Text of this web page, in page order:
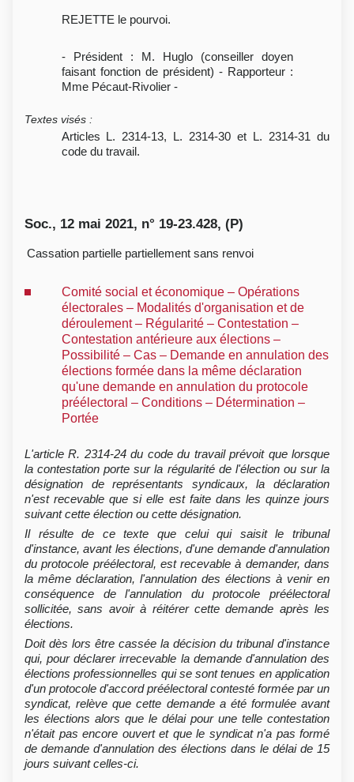
REJETTE le pourvoi.
- Président : M. Huglo (conseiller doyen
faisant fonction de président) - Rapporteur :
Mme Pécaut-Rivolier -
Textes visés :
Articles L. 2314-13, L. 2314-30 et L. 2314-31 du
code du travail.
Soc., 12 mai 2021, n° 19-23.428, (P)
Cassation partielle partiellement sans renvoi
Comité social et économique – Opérations
électorales – Modalités d'organisation et de
déroulement – Régularité – Contestation –
Contestation antérieure aux élections –
Possibilité – Cas – Demande en annulation des
élections formée dans la même déclaration
qu'une demande en annulation du protocole
préélectoral – Conditions – Détermination –
Portée
L'article R. 2314-24 du code du travail prévoit que lorsque
la contestation porte sur la régularité de l'élection ou sur la
désignation de représentants syndicaux, la déclaration
n'est recevable que si elle est faite dans les quinze jours
suivant cette élection ou cette désignation.
Il résulte de ce texte que celui qui saisit le tribunal
d'instance, avant les élections, d'une demande d'annulation
du protocole préélectoral, est recevable à demander, dans
la même déclaration, l'annulation des élections à venir en
conséquence de l'annulation du protocole préélectoral
sollicitée, sans avoir à réitérer cette demande après les
élections.
Doit dès lors être cassée la décision du tribunal d'instance
qui, pour déclarer irrecevable la demande d'annulation des
élections professionnelles qui se sont tenues en application
d'un protocole d'accord préélectoral contesté formée par un
syndicat, relève que cette demande a été formulée avant
les élections alors que le délai pour une telle contestation
n'était pas encore ouvert et que le syndicat n'a pas formé
de demande d'annulation des élections dans le délai de 15
jours suivant celles-ci.